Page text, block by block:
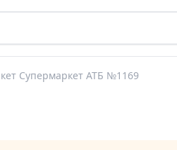
Супермаркет АТБ №1169